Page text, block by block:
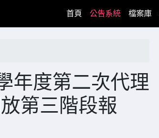
首頁(current)
公告系統 檔案庫
年度第二次代理
第三階段報